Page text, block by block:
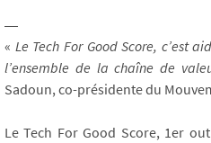
« Le Tech For Good Score, c’est
l’ensemble de la chaîne de
Sadoun, co-présidente du
Le Tech For Good Score, 1er